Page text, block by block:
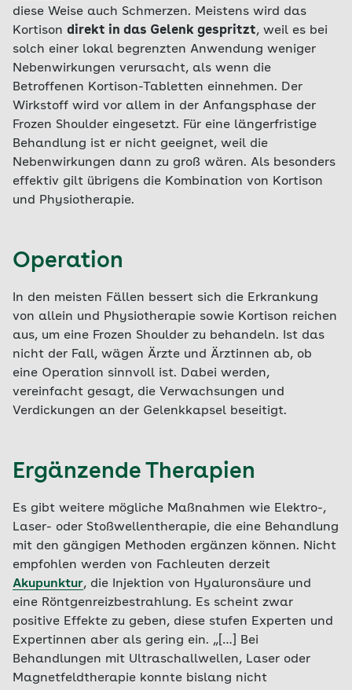
diese Weise auch Schmerzen. Meistens wird das
Kortison direkt in das Gelenk gespritzt, weil es bei
solch einer lokal begrenzten Anwendung weniger
Nebenwirkungen verursacht, als wenn die
Betroffenen Kortison-Tabletten einnehmen. Der
Wirkstoff wird vor allem in der Anfangsphase der
Frozen Shoulder eingesetzt. Für eine längerfristige
Behandlung ist er nicht geeignet, weil die
Nebenwirkungen dann zu groß wären. Als besonders
effektiv gilt übrigens die Kombination von Kortison
und Physiotherapie.
Operation
In den meisten Fällen bessert sich die Erkrankung
von allein und Physiotherapie sowie Kortison reichen
aus, um eine Frozen Shoulder zu behandeln. Ist das
nicht der Fall, wägen Ärzte und Ärztinnen ab, ob
eine Operation sinnvoll ist. Dabei werden,
vereinfacht gesagt, die Verwachsungen und
Verdickungen an der Gelenkkapsel beseitigt.
Ergänzende Therapien
Es gibt weitere mögliche Maßnahmen wie Elektro-,
Laser- oder Stoßwellentherapie, die eine Behandlung
mit den gängigen Methoden ergänzen können. Nicht
empfohlen werden von Fachleuten derzeit
Akupunktur, die Injektion von Hyaluronsäure und
eine Röntgenreizbestrahlung. Es scheint zwar
positive Effekte zu geben, diese stufen Experten und
Expertinnen aber als gering ein. „[…] Bei
Behandlungen mit Ultraschallwellen, Laser oder
Magnetfeldtherapie konnte bislang nicht